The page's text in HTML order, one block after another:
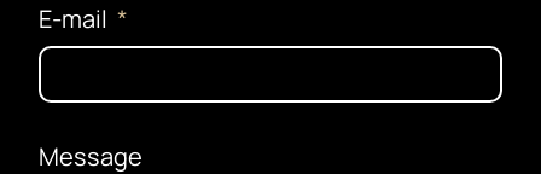
E-mail
Message